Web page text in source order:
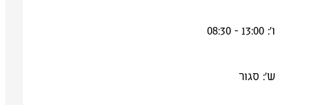
ש': סגור